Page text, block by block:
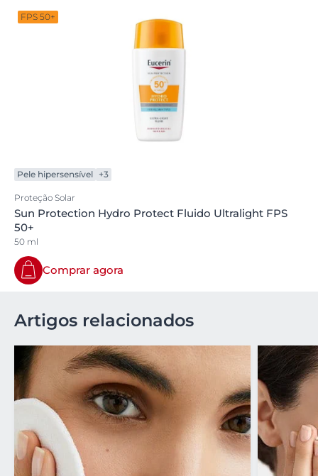
FPS 50+
Pele hipersensível +3
Proteção Solar
Sun Protection Hydro Protect Fluido Ultralight FPS
50+
50 ml
Comprar agora
Artigos relacionados